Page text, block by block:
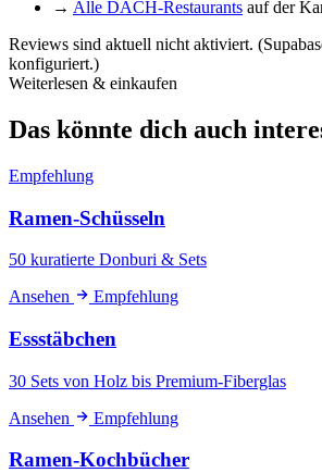
→ Alle DACH-Restaurants auf der
Reviews sind aktuell nicht aktiviert.
konfiguriert.)
Weiterlesen & einkaufen
Das könnte dich auch
Empfehlung
Ramen-Schüsseln
50 kuratierte Donburi & Sets
Ansehen
Empfehlung
Essstäbchen
30 Sets von Holz bis Premium-Fiberglas
Ansehen
Empfehlung
Ramen-Kochbücher